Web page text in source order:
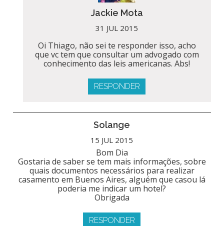
Jackie Mota
31 JUL 2015
Oi Thiago, não sei te responder isso, acho
que vc tem que consultar um advogado com
conhecimento das leis americanas. Abs!
RESPONDER
Solange
15 JUL 2015
Bom Dia
Gostaria de saber se tem mais informações, sobre
quais documentos necessários para realizar
casamento em Buenos Aires, alguém que casou lá
poderia me indicar um hotel?
Obrigada
RESPONDER